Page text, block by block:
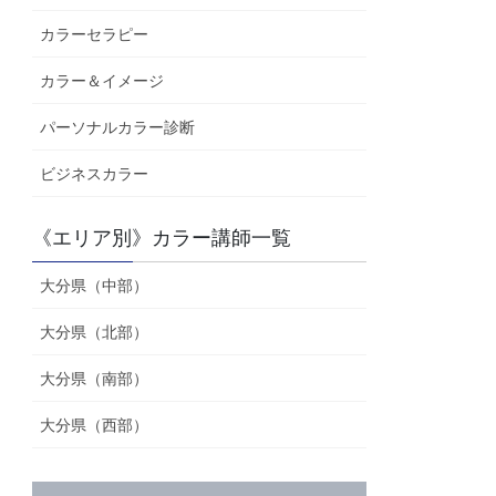
カラーセラピー
カラー＆イメージ
パーソナルカラー診断
ビジネスカラー
《エリア別》カラー講師一覧
大分県（中部）
大分県（北部）
大分県（南部）
大分県（西部）